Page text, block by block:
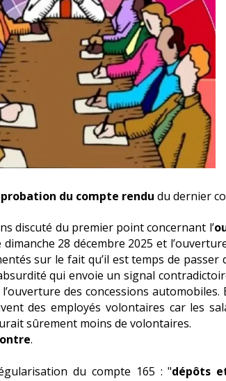
du compte rendu du dernier
discuté du premier point concernant l’
28 décembre 2025 et
sur le fait qu’il est temps de
qui envoie un signal
des concessions automobiles.
des employés volontaires car les
sûrement moins de volontaires.
.
du compte 165 : "dépôts